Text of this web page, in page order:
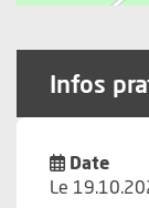
Infos
Date
Le